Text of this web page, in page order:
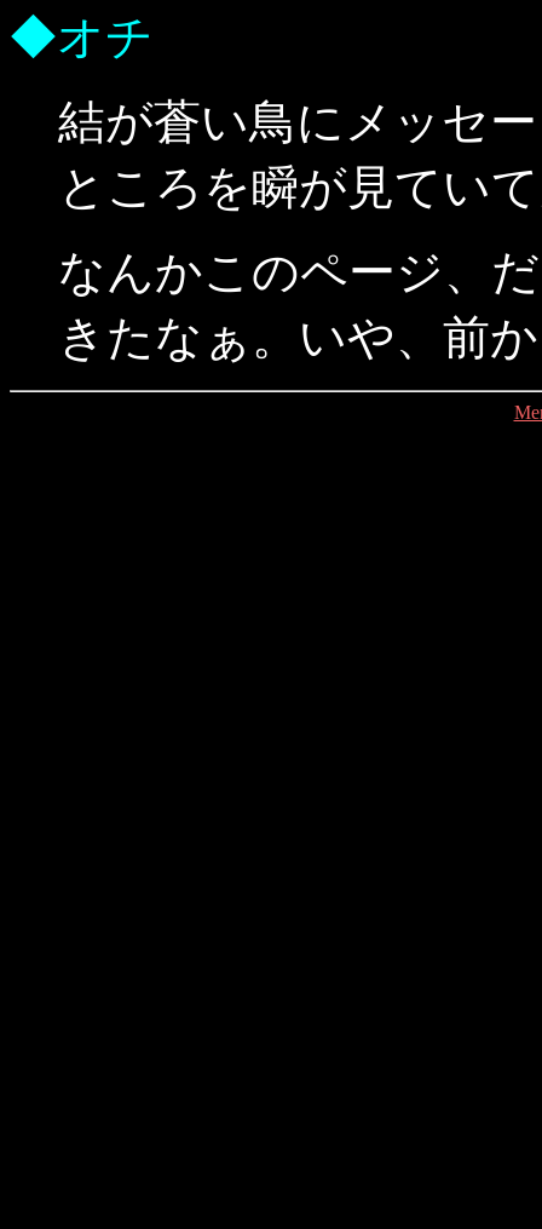
◆オチ
結が蒼い鳥にメッセ
ところを瞬が見てい
なんかこのページ、
きたなぁ。いや、前